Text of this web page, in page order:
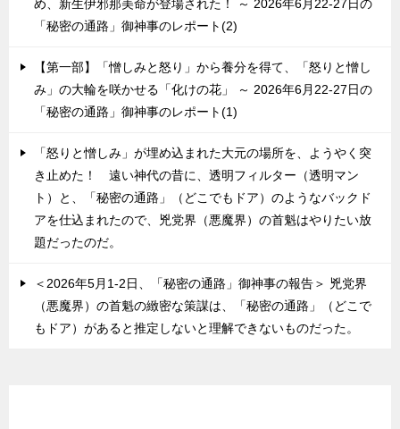
め、新生伊邪那美命が登場された！ ～ 2026年6月22-27日の
「秘密の通路」御神事のレポート(2)
【第一部】「憎しみと怒り」から養分を得て、「怒りと憎し
み」の大輪を咲かせる「化けの花」 ～ 2026年6月22-27日の
「秘密の通路」御神事のレポート(1)
「怒りと憎しみ」が埋め込まれた大元の場所を、ようやく突
き止めた！ 遠い神代の昔に、透明フィルター（透明マン
ト）と、「秘密の通路」（どこでもドア）のようなバックド
アを仕込まれたので、兇党界（悪魔界）の首魁はやりたい放
題だったのだ。
＜2026年5月1-2日、「秘密の通路」御神事の報告＞ 兇党界
（悪魔界）の首魁の緻密な策謀は、「秘密の通路」（どこで
もドア）があると推定しないと理解できないものだった。